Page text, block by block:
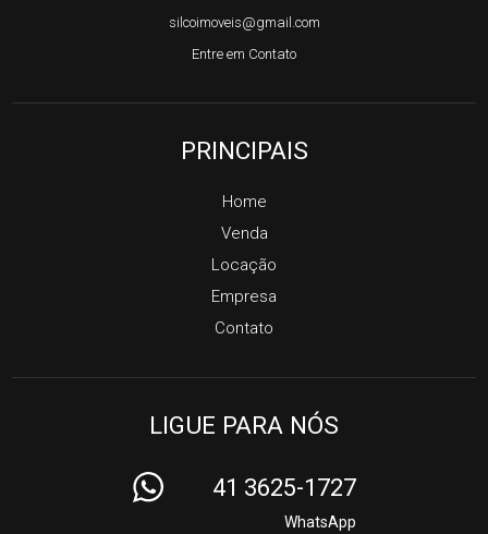
silcoimoveis@gmail.com
Entre em Contato
PRINCIPAIS
Home
Venda
Locação
Empresa
Contato
LIGUE PARA NÓS
41 3625-1727
WhatsApp